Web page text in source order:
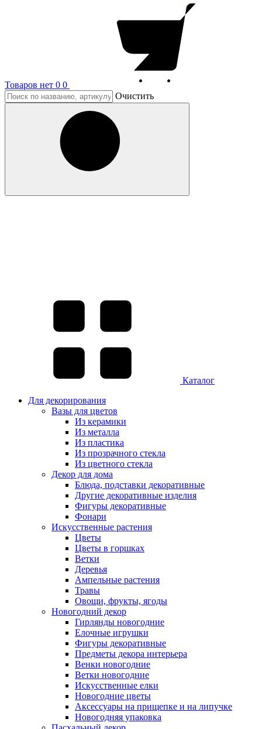
Товаров нет 0 0
Очистить
Каталог
Для декорирования
Вазы для цветов
Из керамики
Из металла
Из пластика
Из прозрачного стекла
Из цветного стекла
Декор для дома
Блюда, подставки декоративные
Другие декоративные изделия
Фигуры декоративные
Фонари
Искусственные растения
Цветы
Цветы в горшках
Ветки
Деревья
Ампельные растения
Травы
Овощи, фрукты, ягоды
Новогодний декор
Гирлянды новогодние
Елочные игрушки
Фигуры декоративные
Предметы декора интерьера
Венки новогодние
Ветки новогодние
Искусственные елки
Новогодние цветы
Аксессуары на прищепке и на липучке
Новогодняя упаковка